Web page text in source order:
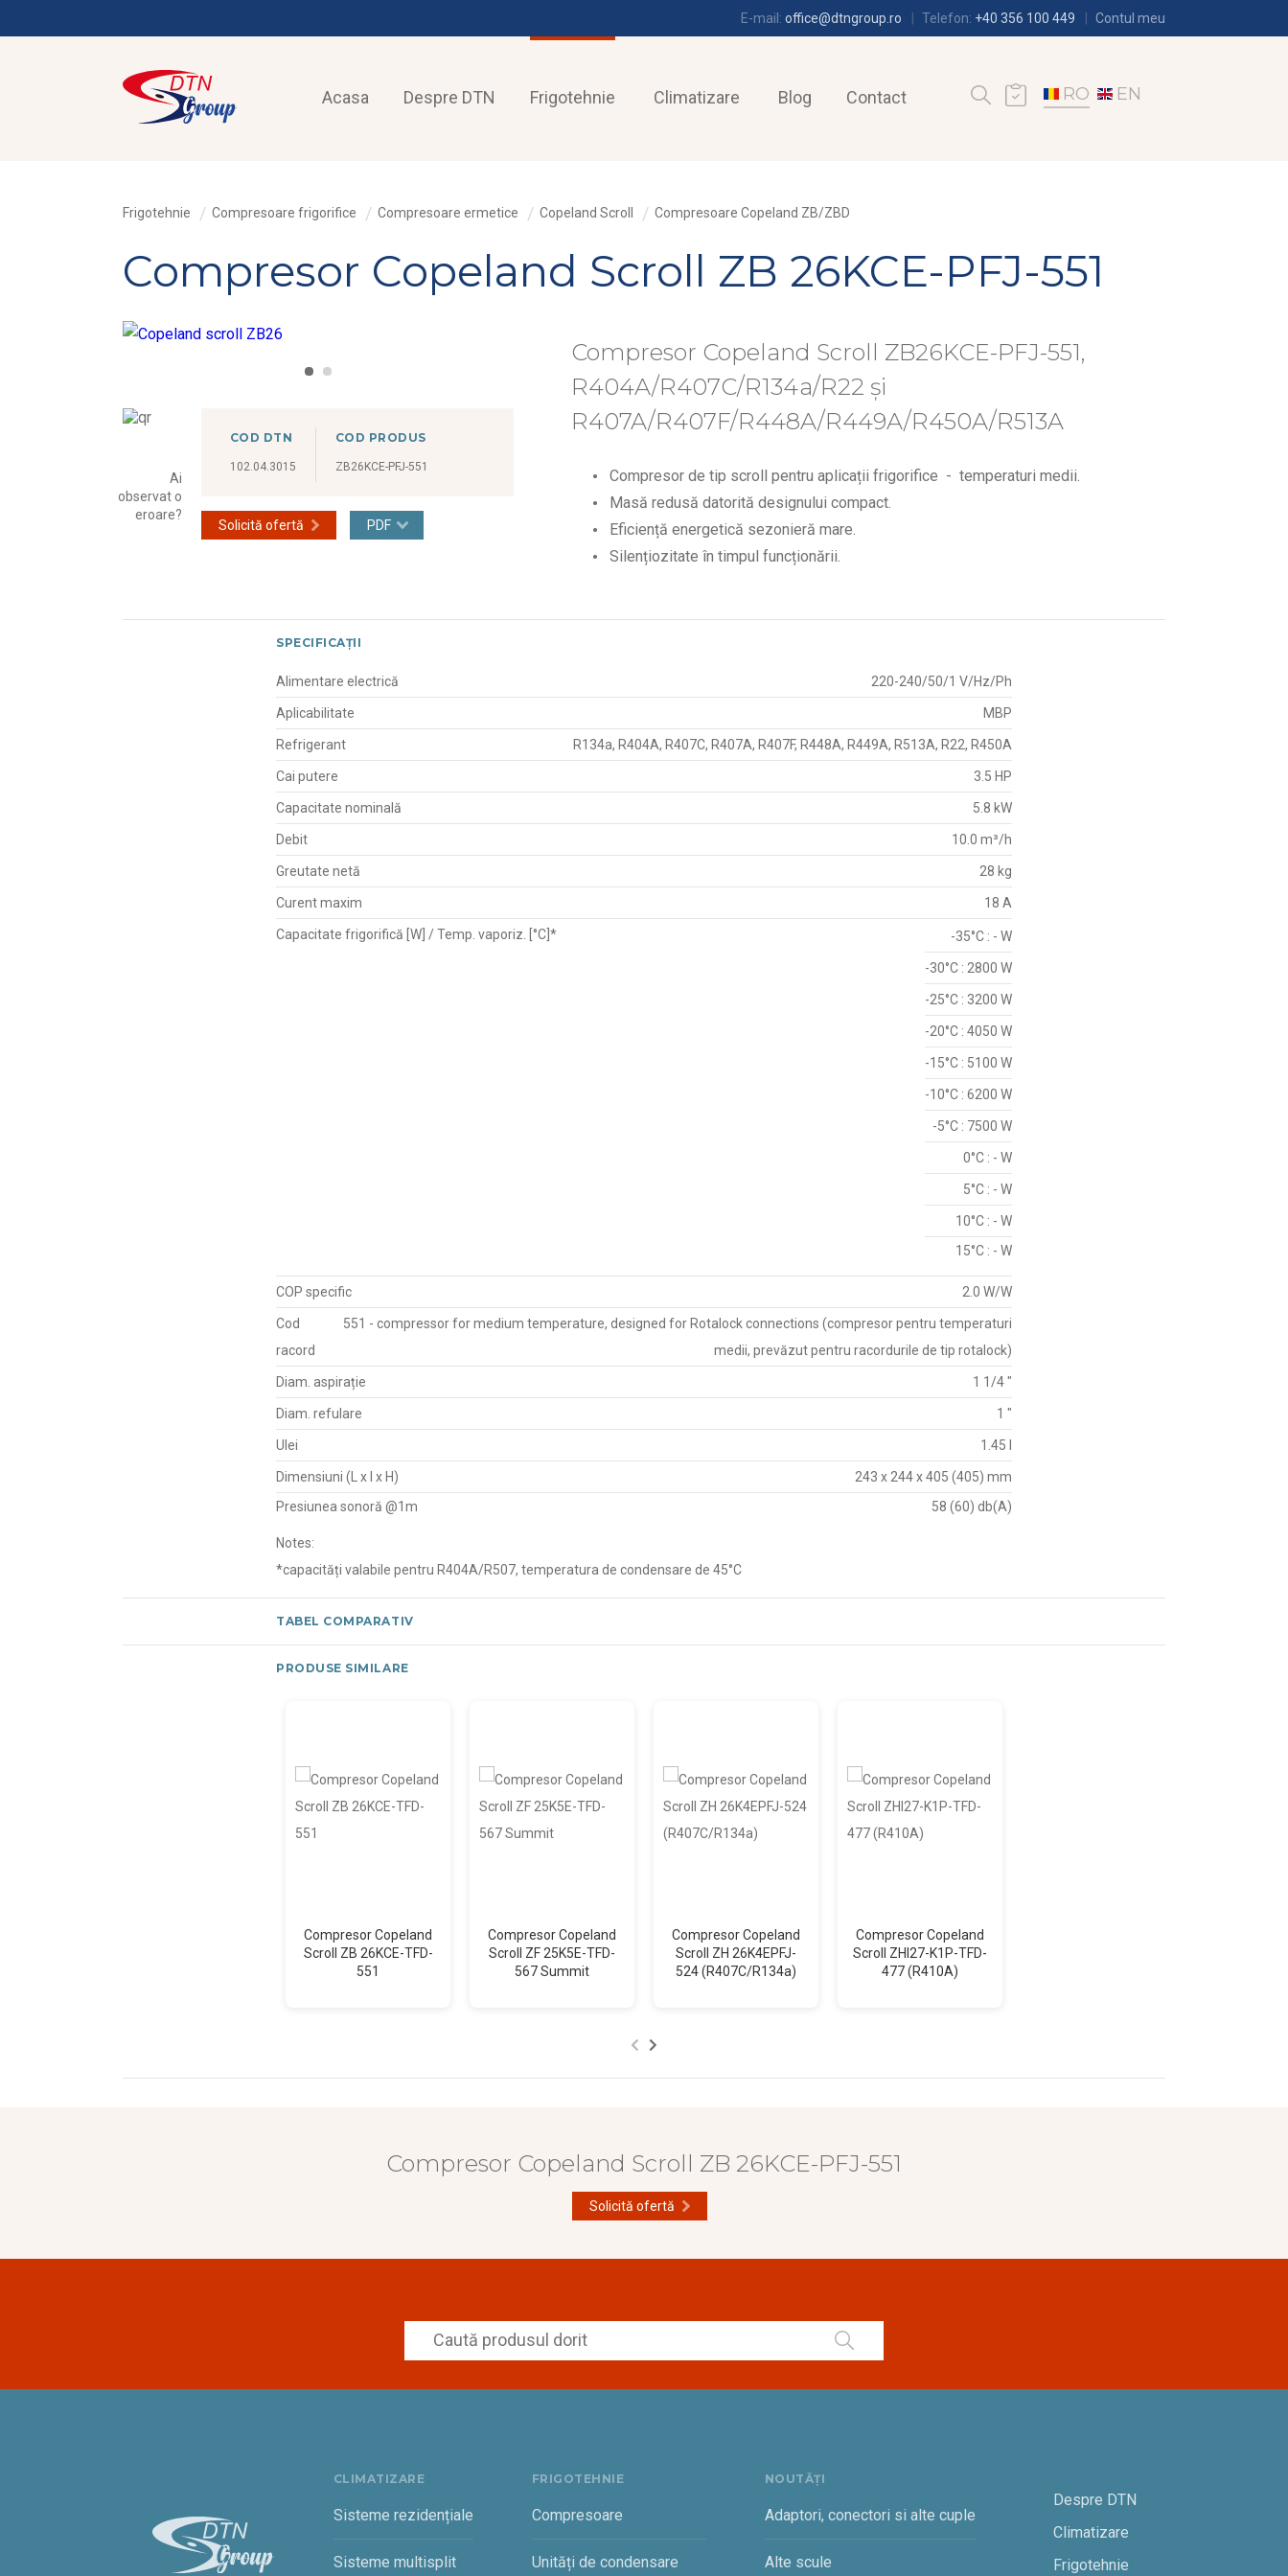
E-mail: office@dtngroup.ro Telefon: +40 356 100 449 Contul meu
Acasa Despre DTN Frigotehnie Climatizare Blog Contact RO EN
Frigotehnie Compresoare frigorifice Compresoare ermetice Copeland Scroll Compresoare Copeland ZB/ZBD
Compresor Copeland Scroll ZB 26KCE-PFJ-551
Ai
observat o
eroare?
COD DTN
102.04.3015
COD PRODUS
ZB26KCE-PFJ-551
Solicită ofertă PDF
Compresor Copeland Scroll ZB26KCE-PFJ-551,
R404A/R407C/R134a/R22 și
R407A/R407F/R448A/R449A/R450A/R513A
Compresor de tip scroll pentru aplicații frigorifice - temperaturi medii.
Masă redusă datorită designului compact.
Eficiență energetică sezonieră mare.
Silențiozitate în timpul funcționării.
SPECIFICAȚII
Alimentare electrică 220-240/50/1 V/Hz/Ph
Aplicabilitate MBP
Refrigerant R134a, R404A, R407C, R407A, R407F, R448A, R449A, R513A, R22, R450A
Cai putere 3.5 HP
Capacitate nominală 5.8 kW
Debit 10.0 m³/h
Greutate netă 28 kg
Curent maxim 18 A
Capacitate frigorifică [W] / Temp. vaporiz. [°C]* -35°C : - W
-30°C : 2800 W
-25°C : 3200 W
-20°C : 4050 W
-15°C : 5100 W
-10°C : 6200 W
-5°C : 7500 W
0°C : - W
5°C : - W
10°C : - W
15°C : - W
COP specific 2.0 W/W
Cod
racord
551 - compressor for medium temperature, designed for Rotalock connections (compresor pentru temperaturi
medii, prevăzut pentru racordurile de tip rotalock)
Diam. aspirație 1 1/4 "
Diam. refulare 1 "
Ulei 1.45 l
Dimensiuni (L x l x H)
243 x 244 x 405 (405) mm
Presiunea sonoră @1m
58 (60) db(A)
Notes:
*capacități valabile pentru R404A/R507, temperatura de condensare de 45°C
TABEL COMPARATIV
PRODUSE SIMILARE
Compresor Copeland
Scroll ZB 26KCE-TFD-
551
Compresor Copeland
Scroll ZF 25K5E-TFD-
567 Summit
Compresor Copeland
Scroll ZH 26K4EPFJ-
524 (R407C/R134a)
Compresor Copeland
Scroll ZHI27-K1P-TFD-
477 (R410A)
Compresor Copeland Scroll ZB 26KCE-PFJ-551
Solicită ofertă
CLIMATIZARE
Sisteme rezidențiale
Sisteme multisplit
FRIGOTEHNIE
Compresoare
Unități de condensare
NOUTĂȚI
Adaptori, conectori si alte cuple
Alte scule
Despre DTN
Climatizare
Frigotehnie